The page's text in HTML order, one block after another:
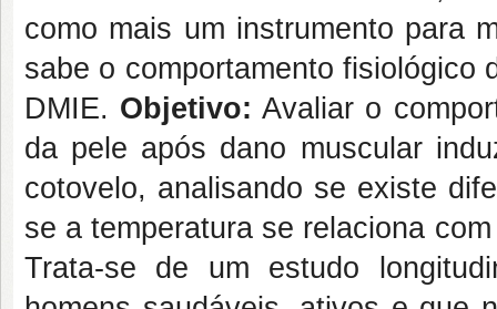
como mais um instrumento para
sabe o comportamento fisiológico
DMIE. Objetivo: Avaliar o
da pele após dano muscular
cotovelo, analisando se existe
se a temperatura se relaciona
Trata-se de um estudo